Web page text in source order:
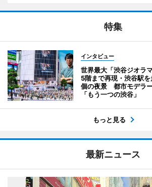
特集
インタビュー
世界最大「渋谷ジオラ
5階まで再現・渋谷駅
個の夜景 都市モデラ
「もう一つの渋谷」
もっと見る
最新ニュース